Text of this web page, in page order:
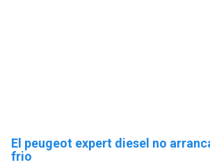
El peugeot expert diesel no
frio